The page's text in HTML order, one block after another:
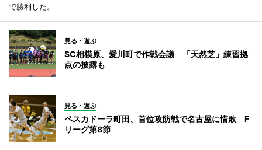
で勝利した。
見る・遊ぶ
SC相模原、愛川町で作戦会議 「天然芝」練習拠
点の披露も
見る・遊ぶ
ペスカドーラ町田、首位攻防戦で名古屋に惜敗 F
リーグ第8節